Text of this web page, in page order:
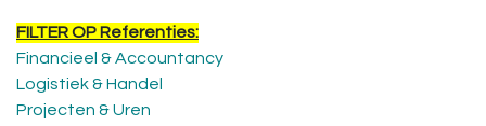
FILTER OP Referenties:
Financieel & Accountancy
Logistiek & Handel
Projecten & Uren